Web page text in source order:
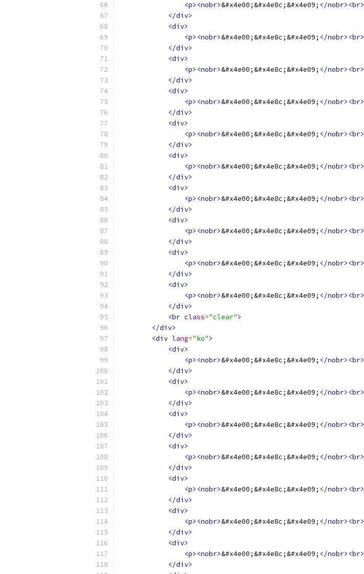
<p><nobr>&#x4e00;&#x4e8c;&#x4e09; </nobr><br>
</div>
<div>
<p><nobr>&#x4e00;&#x4e8c;&#x4e09; </nobr><br>
</div>
<div>
<p><nobr>&#x4e00;&#x4e8c;&#x4e09; </nobr><br>
</div>
<div>
<p><nobr>&#x4e00;&#x4e8c;&#x4e09; </nobr><br>
</div>
<div>
<p><nobr>&#x4e00;&#x4e8c;&#x4e09; </nobr><br>
</div>
<div>
<p><nobr>&#x4e00;&#x4e8c;&#x4e09; </nobr><br>
</div>
<div>
<p><nobr>&#x4e00;&#x4e8c;&#x4e09; </nobr><br>
</div>
<div>
<p><nobr>&#x4e00;&#x4e8c;&#x4e09; </nobr><br>
</div>
<div>
<p><nobr>&#x4e00;&#x4e8c;&#x4e09; </nobr><br>
</div>
<div>
<p><nobr>&#x4e00;&#x4e8c;&#x4e09; </nobr><br>
</div>
<br class="clear">
</div>
<div lang="ko">
<div>
<p><nobr>&#x4e00;&#x4e8c;&#x4e09; </nobr><br>
</div>
<div>
<p><nobr>&#x4e00;&#x4e8c;&#x4e09; </nobr><br>
</div>
<div>
<p><nobr>&#x4e00;&#x4e8c;&#x4e09; </nobr><br>
</div>
<div>
<p><nobr>&#x4e00;&#x4e8c;&#x4e09; </nobr><br>
</div>
<div>
<p><nobr>&#x4e00;&#x4e8c;&#x4e09; </nobr><br>
</div>
<div>
<p><nobr>&#x4e00;&#x4e8c;&#x4e09; </nobr><br>
</div>
<div>
<p><nobr>&#x4e00;&#x4e8c;&#x4e09; </nobr><br>
</div>